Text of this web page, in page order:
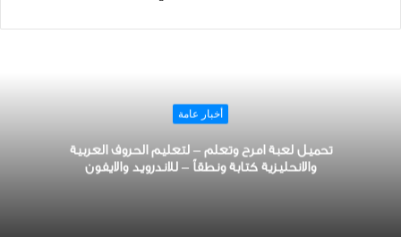
أخبار عامة
تحميل لعبة امرح وتعلم – لتعليم الحروف العربية
والانحليزية كتابة ونطقاً – للاندرويد والايفون